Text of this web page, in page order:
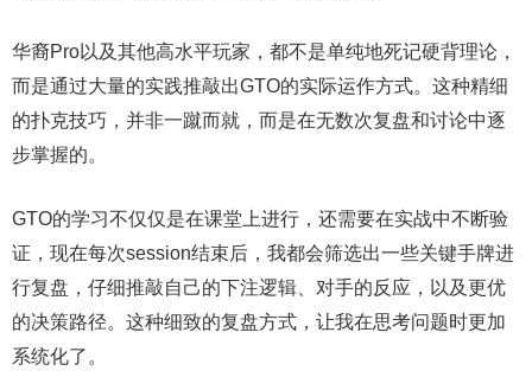
华裔Pro以及其他高水平玩家，都不是单纯地死记硬背理论，
而是通过大量的实践推敲出GTO的实际运作方式。这种精细
的扑克技巧，并非一蹴而就，而是在无数次复盘和讨论中逐
步掌握的。
GTO的学习不仅仅是在课堂上进行，还需要在实战中不断验
证，现在每次session结束后，我都会筛选出一些关键手牌进
行复盘，仔细推敲自己的下注逻辑、对手的反应，以及更优
的决策路径。这种细致的复盘方式，让我在思考问题时更加
系统化了。